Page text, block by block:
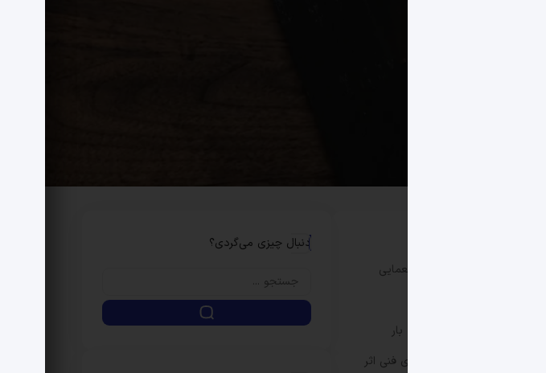
عاشقانه دارد و در ژانر معمایی
تا به حال نزدیک به هشتاد بار
بار، دلیلی بر کیفیت بالای فنی اثر
دنبال چیزی می‌گردی؟